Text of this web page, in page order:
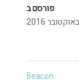
פורסם ב
Beacon